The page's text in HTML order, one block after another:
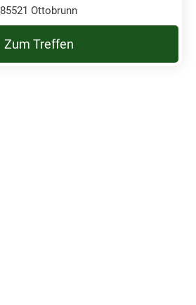
85521 Ottobrunn
Zum Treffen